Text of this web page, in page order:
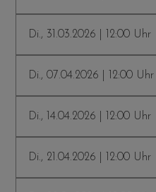
Di., 31.03.2026 | 12:00 Uhr
Di., 07.04.2026 | 12:00 Uhr
Di., 14.04.2026 | 12:00 Uhr
Di., 21.04.2026 | 12:00 Uhr